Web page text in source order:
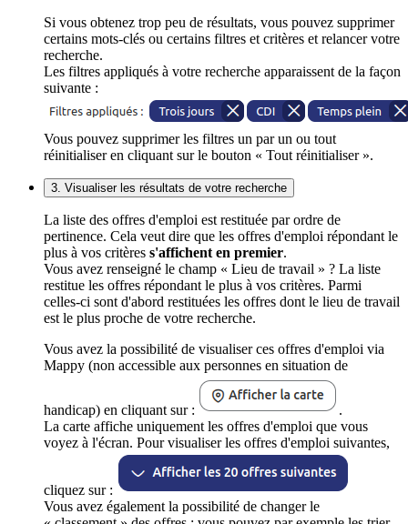
Si vous obtenez trop peu de résultats, vous pouvez supprimer
certains mots-clés ou certains filtres et critères et relancer votre
recherche.
Les filtres appliqués à votre recherche apparaissent de la façon
suivante :
Vous pouvez supprimer les filtres un par un ou tout
réinitialiser en cliquant sur le bouton « Tout réinitialiser ».
3. Visualiser les résultats de votre recherche
La liste des offres d'emploi est restituée par ordre de
pertinence. Cela veut dire que les offres d'emploi répondant le
plus à vos critères s'affichent en premier.
Vous avez renseigné le champ « Lieu de travail » ? La liste
restitue les offres répondant le plus à vos critères. Parmi
celles-ci sont d'abord restituées les offres dont le lieu de travail
est le plus proche de votre recherche.
Vous avez la possibilité de visualiser ces offres d'emploi via
Mappy (non accessible aux personnes en situation de
handicap) en cliquant sur :
.
La carte affiche uniquement les offres d'emploi que vous
voyez à l'écran. Pour visualiser les offres d'emploi suivantes,
cliquez sur :
Vous avez également la possibilité de changer le